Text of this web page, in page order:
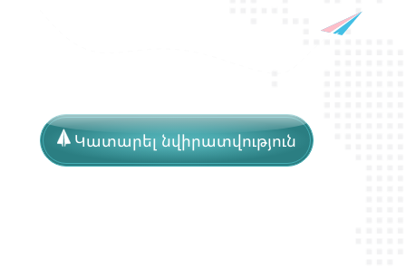
Կատարել նվիրատվություն